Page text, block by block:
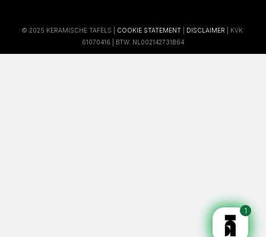
© 2025 KERAMISCHE TAFELS | COOKIE STATEMENT DISCLAIMER | KVK:
61070416 | BTW: NL002142731B64
1